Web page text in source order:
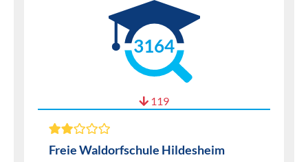
3164
119
Freie Waldorfschule Hildesheim